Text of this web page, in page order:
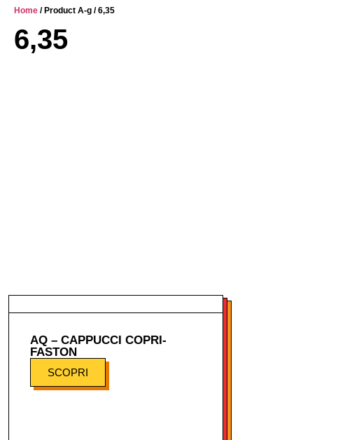
Home / Product A-g / 6,35
6,35
AQ – CAPPUCCI COPRI-
FASTON
SCOPRI